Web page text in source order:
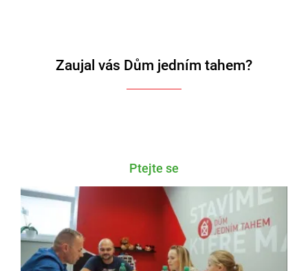
Zaujal vás Dům jedním tahem?
Ptejte se